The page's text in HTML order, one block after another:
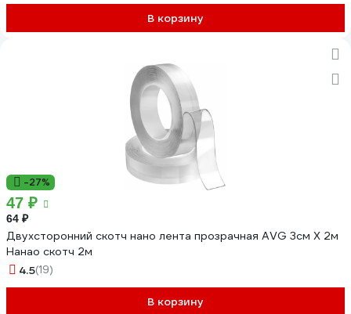
В корзину
-27%
47 ₽
64 ₽
Двухсторонний скотч нано лента прозрачная AVG 3см Х 2м
Нанао скотч 2м
4.5(19)
В корзину